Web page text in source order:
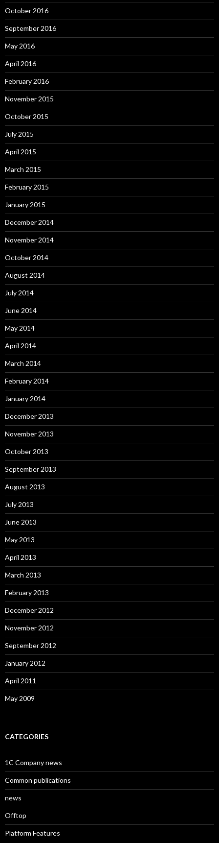
October 2016
September 2016
May 2016
April 2016
February 2016
November 2015
October 2015
July 2015
April 2015
March 2015
February 2015
January 2015
December 2014
November 2014
October 2014
August 2014
July 2014
June 2014
May 2014
April 2014
March 2014
February 2014
January 2014
December 2013
November 2013
October 2013
September 2013
August 2013
July 2013
June 2013
May 2013
April 2013
March 2013
February 2013
December 2012
November 2012
September 2012
January 2012
April 2011
May 2009
CATEGORIES
1C Company news
Common publications
news
Offtop
Platform Features